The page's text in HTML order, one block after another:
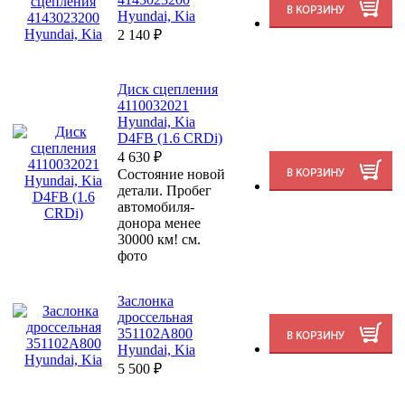
Hyundai, Kia
2 140 ₽
Диск сцепления
4110032021
Hyundai, Kia
D4FB (1.6 CRDi)
4 630 ₽
Состояние новой
детали. Пробег
автомобиля-
донора менее
30000 км! см.
фото
Заслонка
дроссельная
351102A800
Hyundai, Kia
5 500 ₽